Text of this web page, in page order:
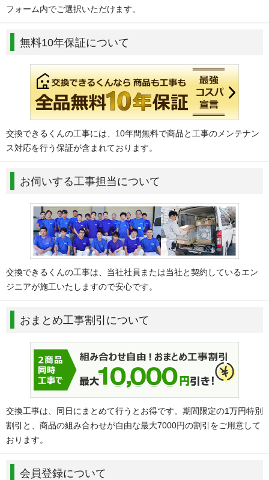
フォーム内でご選択いただけます。
無料10年保証について
交換できるくんの工事には、10年間無料で商品と工事のメンテナン
ス対応を行う保証が含まれております。
お伺いする工事担当について
交換できるくんの工事は、当社社員または当社と契約しているエン
ジニアが施工いたしますので安心です。
おまとめ工事割引について
交換工事は、同日にまとめて行うとお得です。期間限定の1万円特別
割引と、商品の組み合わせが自由な最大7000円の割引をご用意して
おります。
会員登録について